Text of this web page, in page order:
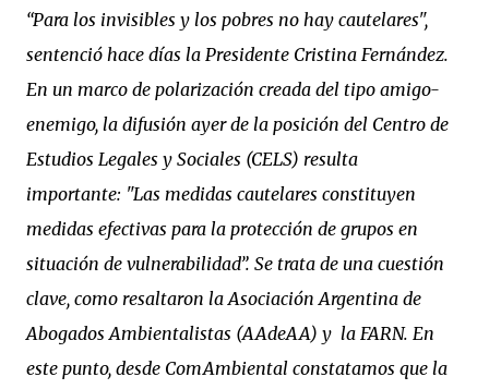
“Para los invisibles y los pobres no hay cautelares",
sentenció hace días la Presidente Cristina Fernández.
En un marco de polarización creada del tipo amigo-
enemigo, la difusión ayer de la posición del Centro de
Estudios Legales y Sociales (CELS) resulta
importante: "Las medidas cautelares constituyen
medidas efectivas para la protección de grupos en
situación de vulnerabilidad”. Se trata de una cuestión
clave, como resaltaron la Asociación Argentina de
Abogados Ambientalistas (AAdeAA) y la FARN. En
este punto, desde ComAmbiental constatamos que la